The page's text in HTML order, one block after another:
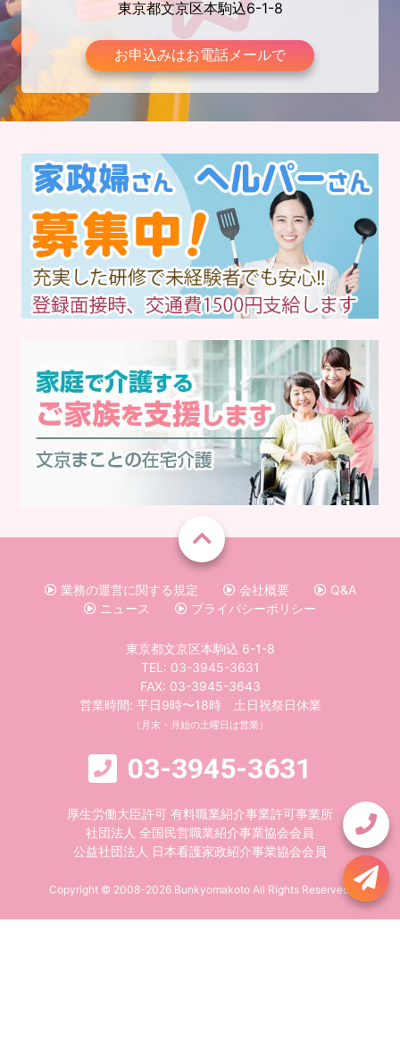
東京都文京区本駒込6-1-8
お申込みはお電話メールで
業務の運営に関する規定 会社概要
Q&A
ニュース
プライバシーポリシー
東京都文京区本駒込 6-1-8
TEL: 03-3945-3631
FAX: 03-3945-3643
営業時間: 平日9時〜18時 土日祝祭日休業
（月末・月始の土曜日は営業）
03-3945-3631
厚生労働大臣許可 有料職業紹介事業許可事業所
社団法人 全国民営職業紹介事業協会会員
公益社団法人 日本看護家政紹介事業協会会員
Copyright © 2008-2026 Bunkyomakoto All Rights Reserved.